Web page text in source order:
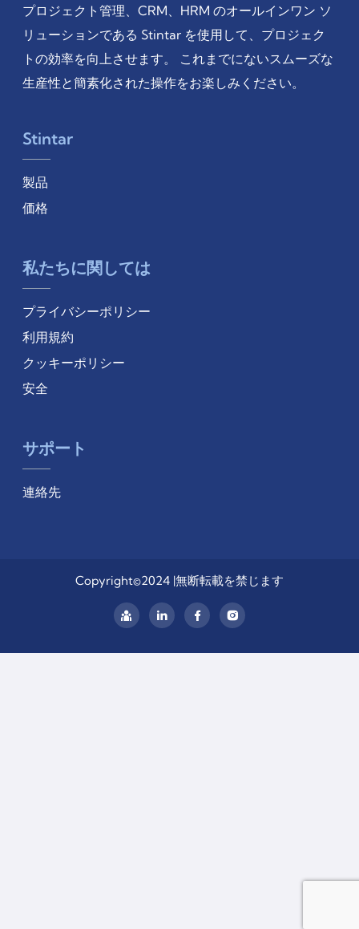
プロジェクト管理、CRM、HRM のオールインワン ソ
リューションである Stintar を使用して、プロジェク
トの効率を向上させます。 これまでにないスムーズな
生産性と簡素化された操作をお楽しみください。
Stintar
製品
価格
私たちに関しては
プライバシーポリシー
利用規約
クッキーポリシー
安全
サポート
連絡先
Copyright©2024 |無断転載を禁じます
ン